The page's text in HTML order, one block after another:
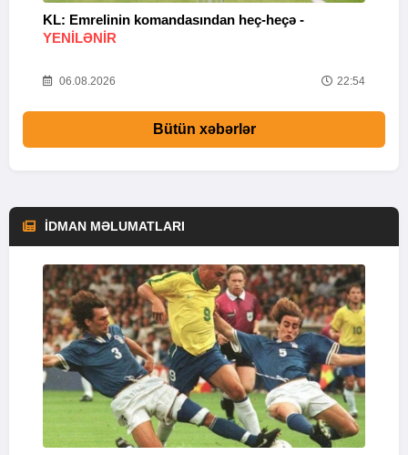
KL: Emrelinin komandasından heç-heçə -
YENİLƏNİR
06.08.2026 22:54
Bütün xəbərlər
İDMAN MƏLUMATLARI